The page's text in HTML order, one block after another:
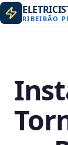
RIBEIRÃO